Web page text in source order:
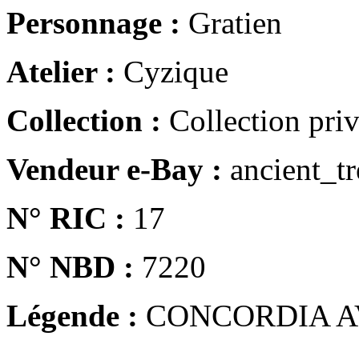
Personnage : Gratien
Atelier : Cyzique
Collection : Collection
Vendeur e-Bay :
N° RIC : 17
N° NBD : 7220
Légende : CONCORDIA